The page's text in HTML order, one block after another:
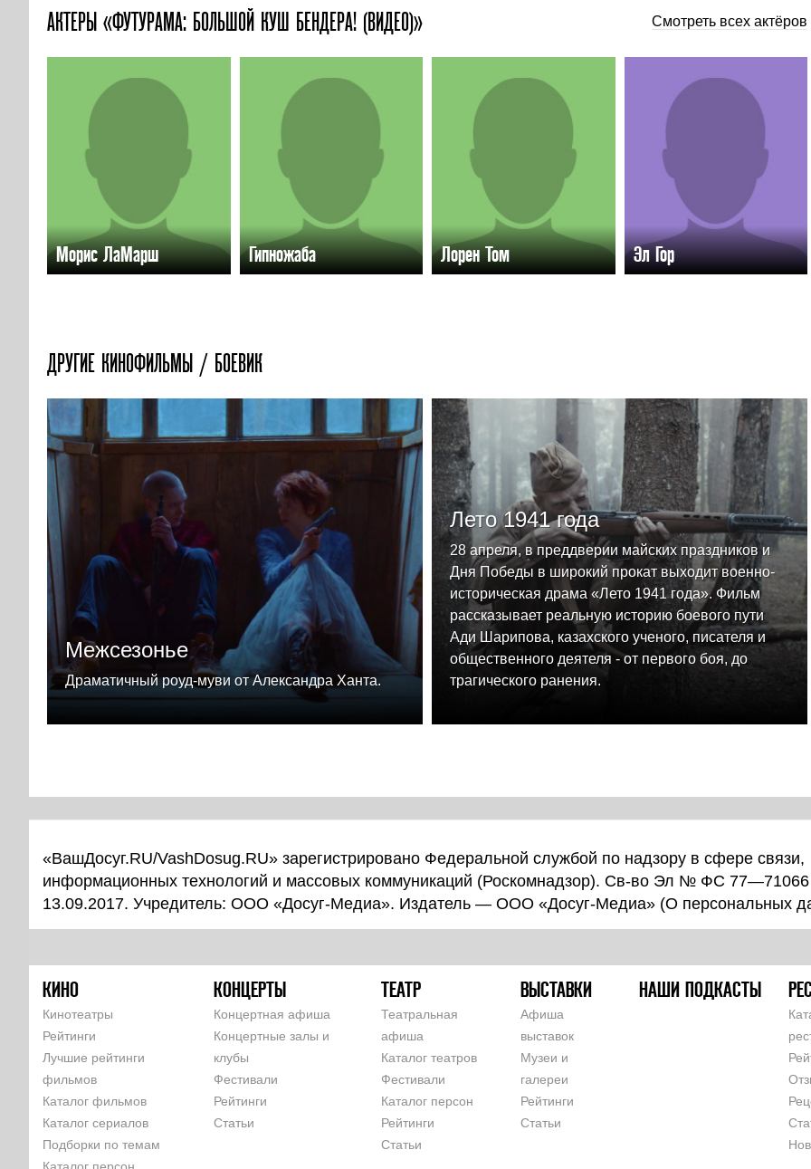
АКТЕРЫ «ФУТУРАМА: БОЛЬШОЙ КУШ БЕНДЕРА! (ВИДЕО)» Смотреть всех актёров
Морис ЛаМарш Гипножаба Лорен Том Эл Гор
ДРУГИЕ КИНОФИЛЬМЫ / БОЕВИК
Межсезонье
Драматичный роуд-муви от Александра Ханта.
Лето 1941 года
28 апреля, в преддверии майских праздников и
Дня Победы в широкий прокат выходит военно-
историческая драма «Лето 1941 года». Фильм
рассказывает реальную историю боевого пути
Ади Шарипова, казахского ученого, писателя и
общественного деятеля - от первого боя, до
трагического ранения.
«ВашДосуг.RU/VashDosug.RU» зарегистрировано Федеральной службой по надзору в сфере связи,
информационных технологий и массовых коммуникаций (Роскомнадзор). Св-во Эл № ФС 77—71066
13.09.2017. Учредитель: ООО «Досуг-Медиа». Издатель — ООО «Досуг-Медиа» (О персональных
КИНО
Кинотеатры
Рейтинги
Лучшие рейтинги
фильмов
Каталог фильмов
Каталог сериалов
Подборки по темам
КОНЦЕРТЫ
Концертная афиша
Концертные залы и
клубы
Фестивали
Рейтинги
Статьи
ТЕАТР
Театральная
афиша
Каталог театров
Фестивали
Каталог персон
Рейтинги
Статьи
ВЫСТАВКИ
Афиша
выставок
Музеи и
галереи
Рейтинги
Статьи
НАШИ ПОДКАСТЫ